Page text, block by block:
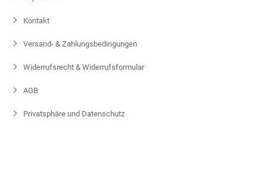
Kontakt
Versand- & Zahlungsbedingungen
Widerrufsrecht & Widerrufsformular
AGB
Privatsphäre und Datenschutz